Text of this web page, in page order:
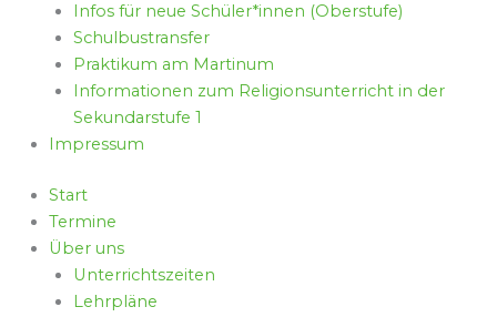
Infos für neue Schüler*innen (Oberstufe)
Schulbustransfer
Praktikum am Martinum
Informationen zum Religionsunterricht in der
Sekundarstufe 1
Impressum
Start
Termine
Über uns
Unterrichtszeiten
Lehrpläne